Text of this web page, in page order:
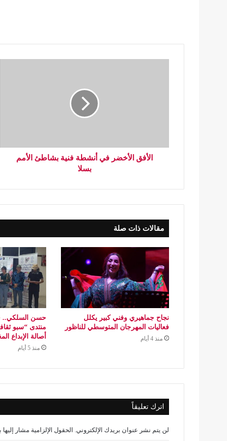
الأفق الأخضر في أنشطة فنية بشاطئ الأمم
بسلا
مقالات ذات صلة
نجاح جماهيري وفني كبير يكلل
فعاليات المهرجان المتوسطي للناظور
منذ 4 أيام
حسن السلكي..
منتدى “سبو
أصالة الإبداع
منذ 5 أيام
اترك تعليقاً
لن يتم نشر عنوان بريدك الإلكتروني. الحقول الإلزامية مشار إليها